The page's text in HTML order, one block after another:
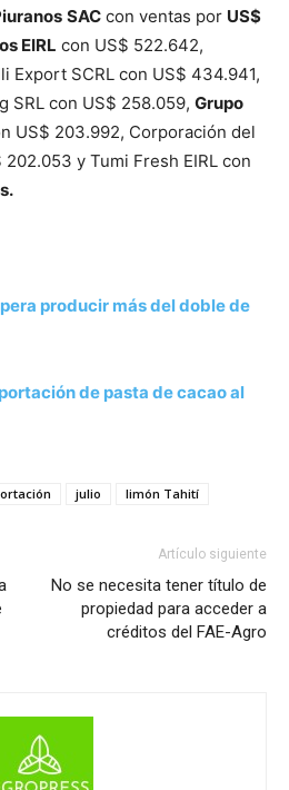
SAC con ventas por US$
EIRL con US$ 522.642,
Export SCRL con US$ 434.941,
SRL con US$ 258.059, Grupo
US$ 203.992, Corporación del
202.053 y Tumi Fresh EIRL con
producir más del doble de
de pasta de cacao al
julio limón Tahití
Artículo siguiente
No se necesita tener título de
propiedad para acceder a
créditos del FAE-Agro